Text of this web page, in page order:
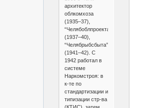
архитектор
облкомхоза
(1935–37),
“Челябоблпроекта”
(1937–40),
“Челябрыбсбыта”
(1941–42). С
1942 работал в
системе
Наркомстроя: в
к-те по
стандартизации и
типизации стр-ва